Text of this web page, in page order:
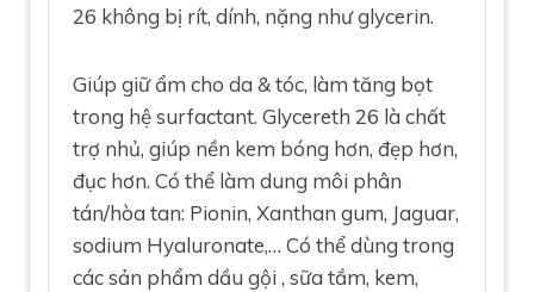
26 không bị rít, dính, nặng như glycerin.
Giúp giữ ẩm cho da & tóc, làm tăng bọt
trong hệ surfactant. Glycereth 26 là chất
trợ nhủ, giúp nền kem bóng hơn, đẹp hơn,
đục hơn. Có thể làm dung môi phân
tán/hòa tan: Pionin, Xanthan gum, Jaguar,
sodium Hyaluronate,… Có thể dùng trong
các sản phẩm dầu gội , sữa tắm, kem,